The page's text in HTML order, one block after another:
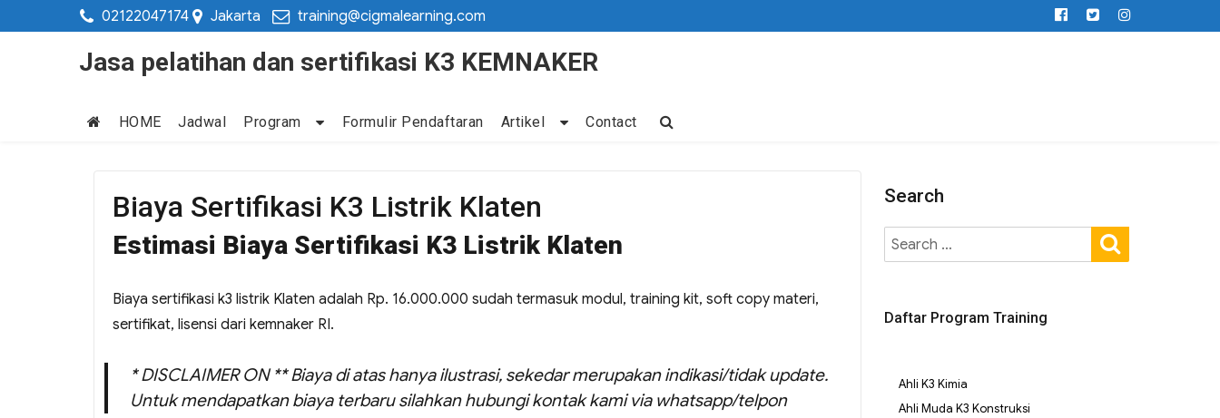
02122047174 Jakarta training@cigmalearning.com
Jasa pelatihan dan sertifikasi K3 KEMNAKER
HOME Jadwal Program Formulir Pendaftaran Artikel Contact
Biaya Sertifikasi K3 Listrik Klaten
Estimasi Biaya Sertifikasi K3 Listrik Klaten
Biaya sertifikasi k3 listrik Klaten adalah Rp. 16.000.000 sudah termasuk modul, training kit, soft copy materi,
sertifikat, lisensi dari kemnaker RI.
* DISCLAIMER ON ** Biaya di atas hanya ilustrasi, sekedar merupakan indikasi/tidak update.
Untuk mendapatkan biaya terbaru silahkan hubungi kontak kami via whatsapp/telpon
Search
Daftar Program Training
Ahli K3 Kimia
Ahli Muda K3 Konstruksi